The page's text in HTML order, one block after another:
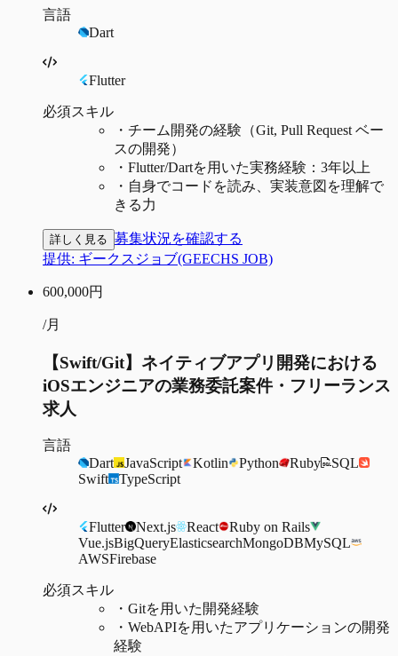
言語
Dart
Flutter
必須スキル
・ チーム開発の経験（Git, Pull Request ベー
スの開発）
・ Flutter/Dartを用いた実務経験：3年以上
・ 自身でコードを読み、実装意図を理解で
きる力
詳しく見る 募集状況を確認する
提供: ギークスジョブ(GEECHS JOB)
600,000円
/月
【Swift/Git】ネイティブアプリ開発における
iOSエンジニアの業務委託案件・フリーランス
求人
言語
Dart
JavaScript Kotlin Python Ruby
SQL
Swift
TypeScript
Flutter Next.js React
Ruby on Rails
Vue.jsBigQueryElasticsearchMongoDBMySQL
AWSFirebase
必須スキル
・ Gitを用いた開発経験
・ WebAPIを用いたアプリケーションの開発
経験